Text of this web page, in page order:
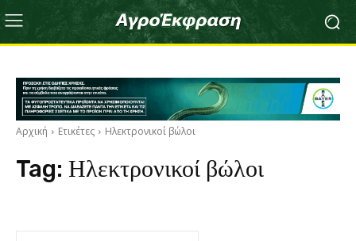
Αρχική Ετικέτες Ηλεκτρονικοί βώλοι
Tag: Ηλεκτρονικοί βώλοι